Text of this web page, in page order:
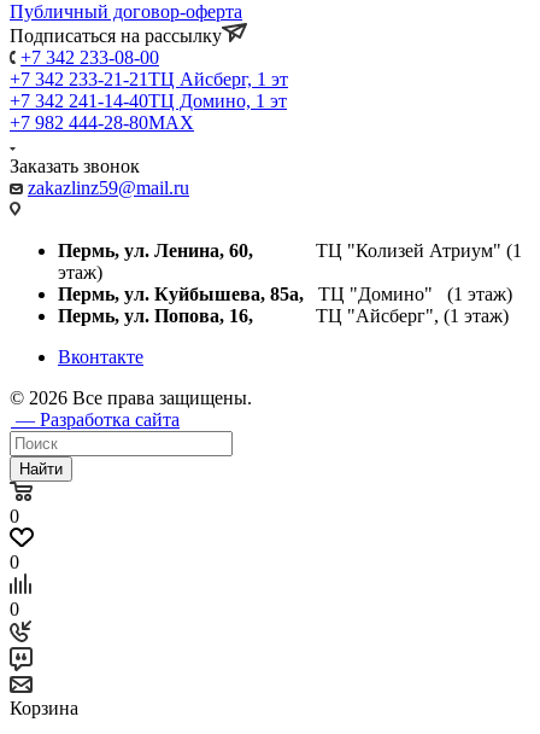
Публичный договор-оферта
Подписаться на рассылку
+7 342 233-08-00
+7 342 233-21-21ТЦ Айсберг, 1 эт
+7 342 241-14-40ТЦ Домино, 1 эт
+7 982 444-28-80MAX
Заказать звонок
zakazlinz59@mail.ru
Пермь, ул. Ленина, 60, ТЦ "Колизей Атриум" (1
этаж)
Пермь, ул. Куйбышева, 85а, ТЦ "Домино" (1 этаж)
Пермь, ул. Попова, 16, ТЦ "Айсберг", (1 этаж)
Вконтакте
© 2026 Все права защищены.
— Разработка сайта
Найти
0
0
0
Корзина